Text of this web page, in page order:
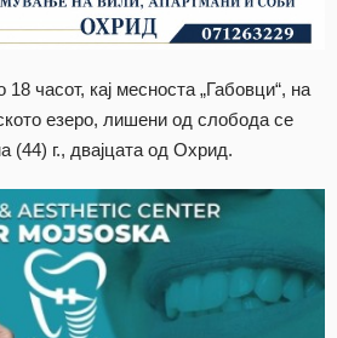
часот, кај месноста „Габовци“, на
езеро, лишени од слобода се
(44) г., двајцата од Охрид.